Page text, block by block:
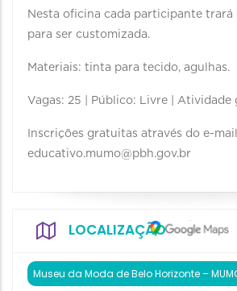
Nesta oficina cada participante trará
para ser customizada.
Materiais: tinta para tecido, agulhas.
Vagas: 25 | Público: Livre | Atividade
Inscrições gratuitas através do e-mail
educativo.mumo@pbh.gov.br
LOCALIZAÇÃO
Museu da Moda de Belo Horizonte –